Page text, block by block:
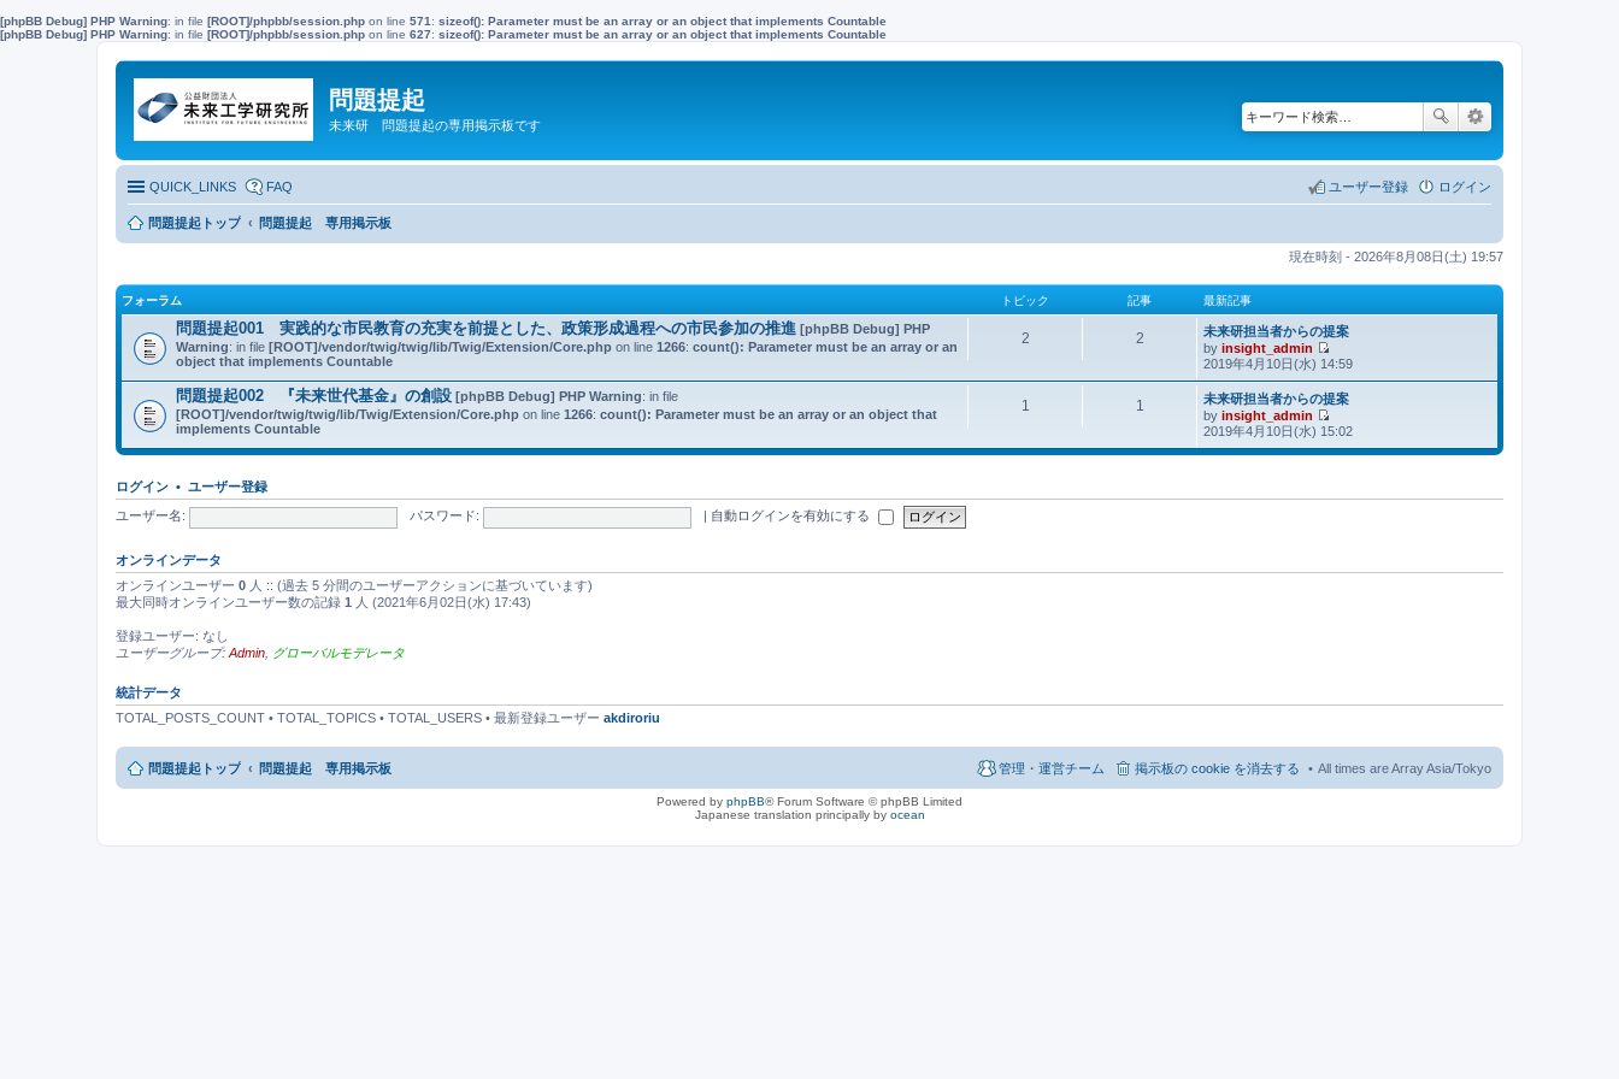
[phpBB Debug] PHP Warning: in file [ROOT]/phpbb/session.php on line 571 : sizeof(): Parameter must be an array or an object that implements Countable
[phpBB Debug] PHP Warning: in file [ROOT]/phpbb/session.php on line 627: sizeof(): Parameter must be an array or an object that implements Countable
問題提起
未来研 問題提起の専用掲示板です
QUICK_LINKS FAQ ログイン
ユーザー登録
問題提起トップ 問題提起 専用掲示板
現在時刻 - 2026年8月08日(土) 19:57
フォーラム トピック 記事 最新記事
問題提起001 実践的な市民教育の充実を前提とした、政策形成過程への市民参加の推進 [phpBB Debug] PHP
Warning: in file [ROOT]/vendor/twig/twig/lib/Twig/Extension/Core.php on line 1266: count(): Parameter must be an array or an
object that implements Countable
2 2
未来研担当者からの提案
by insight_admin
最
新
記
2019年4月10日(水) 14:59
問題提起002 『未来世代基金』の創設 [phpBB Debug] PHP Warning: in file
[ROOT]/vendor/twig/twig/lib/Twig/Extension/Core.php on line 1266: count(): Parameter must be an array or an object that
implements Countable
1 1
未来研担当者からの提案
by insight_admin
最
新
2019年4月10日(水) 15:02
ログイン • ユーザー登録
ユーザー名: パスワード: 自動ログインを有効にする
オンラインデータ
オンラインユーザー 0 人 :: (過去 5 分間のユーザーアクションに基づいています)
最大同時オンラインユーザー数の記録 1 人 (2021年6月02日(水) 17:43)
登録ユーザー: なし
ユーザーグループ: Admin グローバルモデレータ
統計データ
TOTAL_POSTS_COUNT • TOTAL_TOPICS • TOTAL_USERS • 最新登録ユーザー akdiroriu
問題提起トップ 問題提起 専用掲示板 All times are Array Asia/Tokyo
掲示板の cookie を消去する
管理・運営チーム
Powered by phpBB® Forum Software © phpBB Limited
Japanese translation principally by ocean